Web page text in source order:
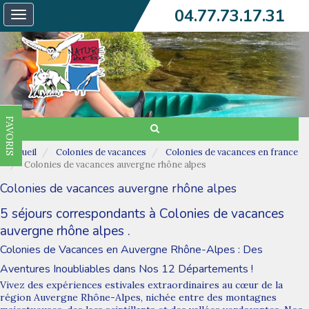
Toggle
navigation
04.77.73.17.31
FAVORIS
Accueil Colonies de vacances
Colonies de vacances en france
Colonies de vacances auvergne rhône alpes
Colonies de vacances auvergne rhône alpes
5 séjours correspondants à Colonies de vacances
auvergne rhône alpes .
Colonies de Vacances en Auvergne Rhône-Alpes : Des
Aventures Inoubliables dans Nos 12 Départements !
Vivez des expériences estivales extraordinaires au cœur de la
région Auvergne Rhône-Alpes, nichée entre des montagnes